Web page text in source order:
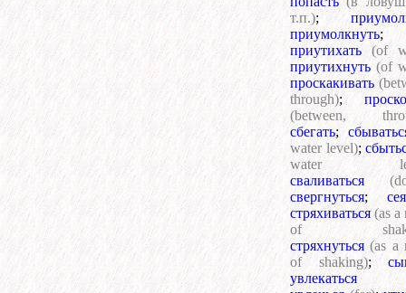
т.п.);
приумолкнуть;
приутихать
(of
приутихнуть (of
проскакивать
through);
(between,
сбегать;
water level);
water
сваливаться
свергнуться;
стряхиваться (as a
of
стряхнуться (as a
of shaking);
увлекаться